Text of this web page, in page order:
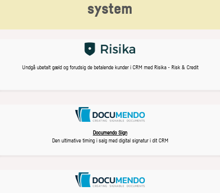
system
Undgå ubetalt gæld og forudsig de betalende kunder i CRM med Risika - Risk & Credit
Documendo Sign
Den ultimative timing i salg med digital signatur i dit CRM